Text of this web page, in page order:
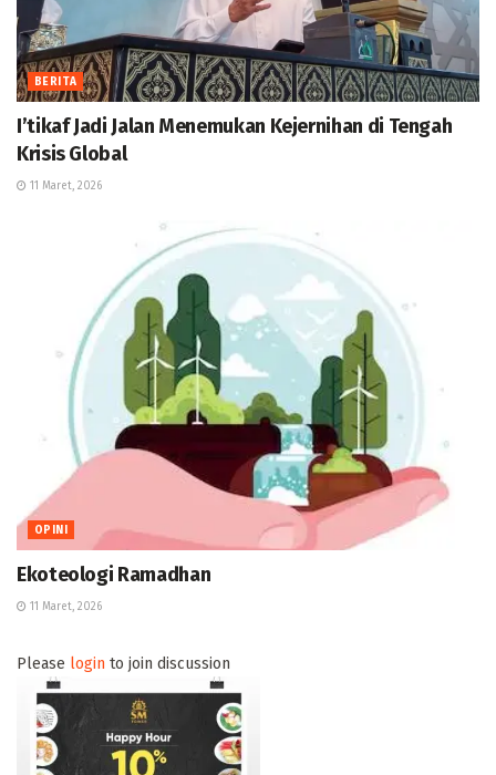
BERITA
I’tikaf Jadi Jalan Menemukan Kejernihan di Tengah
Krisis Global
11 Maret, 2026
OPINI
Ekoteologi Ramadhan
11 Maret, 2026
Please login to join discussion